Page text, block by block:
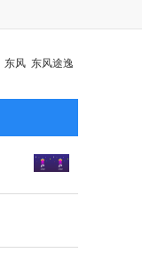
东风 东风途逸